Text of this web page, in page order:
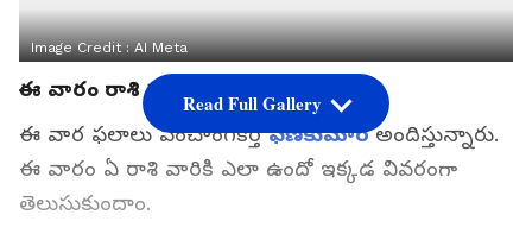
Image Credit :AI Meta
ఈ వారం రాశి ఫలాలు
ఈ వార ఫలాలు పంచాంగకర్తఫణికుమార్అందిస్తున్నారు.
ఈ వారం ఏ రాశి వారికి ఎలా ఉందో ఇక్కడ వివరంగా
తెలుసుకుందాం.
Read Full Gallery